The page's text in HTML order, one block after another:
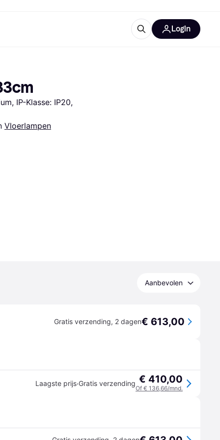
Login
IP-Klasse: IP20,
Vloerlampen
Aanbevolen
Gratis verzending, 2 dagen€ 613,00
Laagste prijs·Gratis verzending € 410,00
Of € 136,66/mnd.